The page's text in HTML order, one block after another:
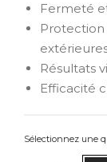
Fermeté
Protection
Résultats
Efficacité
Sélectionnez une